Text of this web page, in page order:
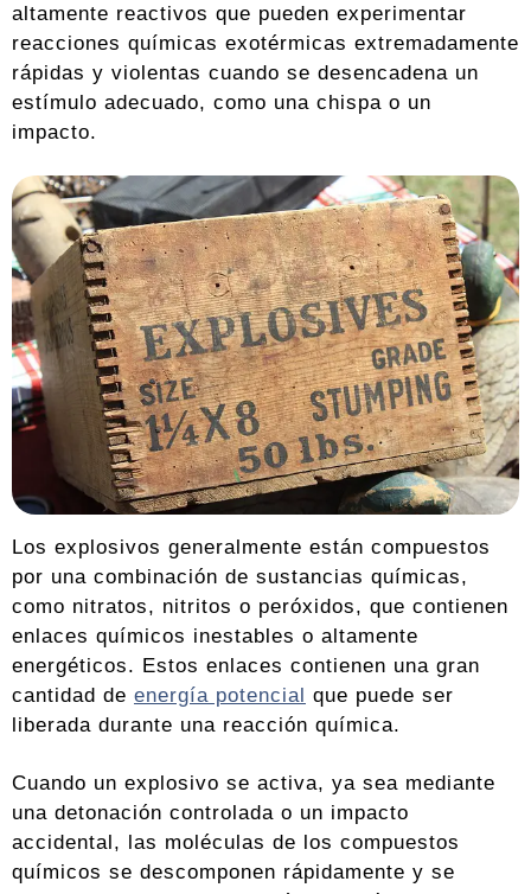
altamente reactivos que pueden experimentar
reacciones químicas exotérmicas extremadamente
rápidas y violentas cuando se desencadena un
estímulo adecuado, como una chispa o un
impacto.
Los explosivos generalmente están compuestos
por una combinación de sustancias químicas,
como nitratos, nitritos o peróxidos, que contienen
enlaces químicos inestables o altamente
energéticos. Estos enlaces contienen una gran
cantidad de energía potencial que puede ser
liberada durante una reacción química.
Cuando un explosivo se activa, ya sea mediante
una detonación controlada o un impacto
accidental, las moléculas de los compuestos
químicos se descomponen rápidamente y se